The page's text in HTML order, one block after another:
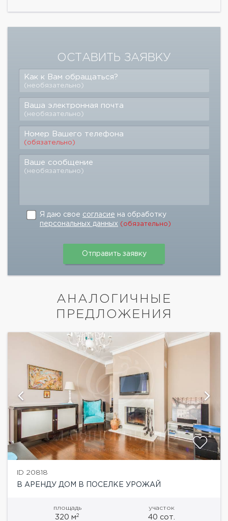
ОСТАВИТЬ ЗАЯВКУ
Как к Вам обращаться?
(необязательно)
Ваша электронная почта
(необязательно)
Номер Вашего телефона
(обязательно)
Ваше сообщение
(необязательно)
Я даю свое согласие на обработку
персональных данных (обязательно)
АНАЛОГИЧНЫЕ
ПРЕДЛОЖЕНИЯ
ID 20818
В АРЕНДУ ДОМ В ПОСЕЛКЕ УРОЖАЙ
площадь
320 м2
участок
40 сот.